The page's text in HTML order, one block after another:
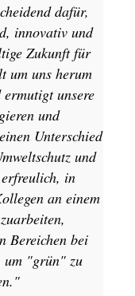
dafür,
innovativ und
Zukunft für
um uns herum
unsere
und
Unterschied
und
in
an einem
Bereichen bei
um "grün" zu